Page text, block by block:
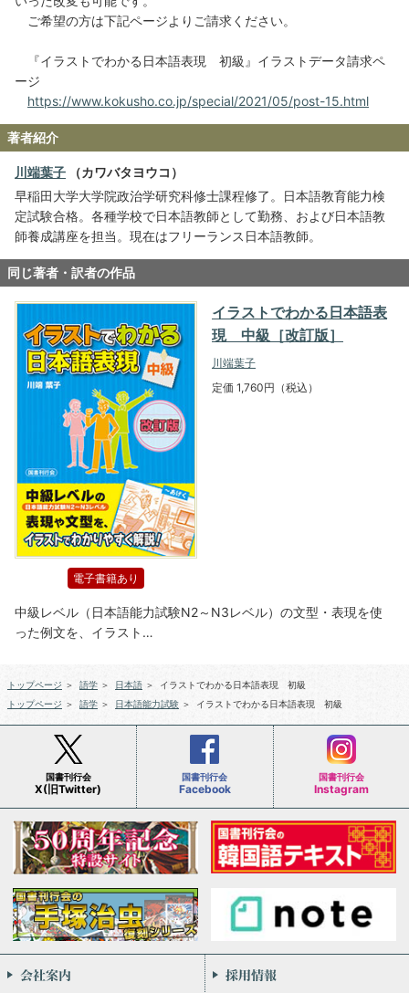
ご希望の方は下記ページよりご請求ください。
『イラストでわかる日本語表現 初級』イラストデータ請求ペ
ージ
https://www.kokusho.co.jp/special/2021/05/post-15.html
著者紹介
川端葉子 （カワバタヨウコ）
早稲田大学大学院政治学研究科修士課程修了。日本語教育能力検
定試験合格。各種学校で日本語教師として勤務、および日本語教
師養成講座を担当。現在はフリーランス日本語教師。
同じ著者・訳者の作品
電子書籍あり
イラストでわかる日本語表
現 中級［改訂版］
川端葉子
定価 1,760円（税込）
中級レベル（日本語能力試験N2～N3レベル）の文型・表現を使
った例文を、イラスト…
トップページ ＞ 語学 ＞ 日本語 ＞
イラストでわかる日本語表現 初級
トップページ ＞ 語学 ＞ 日本語能力試験 ＞ イラストでわかる日本語表現 初級
国書刊行会
X(旧Twitter)
国書刊行会
Facebook
国書刊行会
Instagram
会社案内